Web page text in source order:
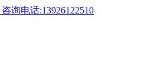
咨询电话:13926122510